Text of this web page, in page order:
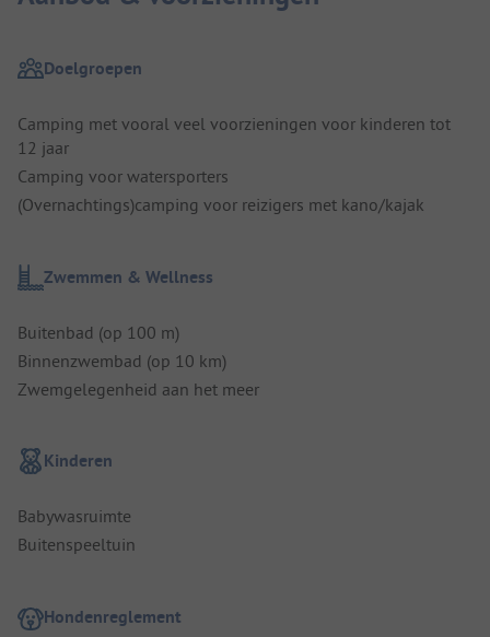
Doelgroepen
Camping met vooral veel voorzieningen voor kinderen tot
12 jaar
Camping voor watersporters
(Overnachtings)camping voor reizigers met kano/kajak
Zwemmen & Wellness
Buitenbad (op 100 m)
Binnenzwembad (op 10 km)
Zwemgelegenheid aan het meer
Kinderen
Babywasruimte
Buitenspeeltuin
Hondenreglement